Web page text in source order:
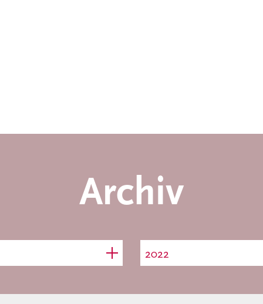
Archiv
2022